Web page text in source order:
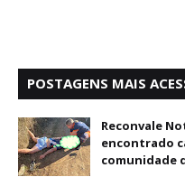
POSTAGENS MAIS
Reconvale
encontrado
comunidade